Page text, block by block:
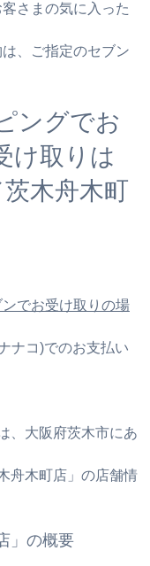
さまの気に入った
、ご指定のセブン
ングでお
け取りは
木舟木町
でお受け取りの場
ナコ)でのお支払い
、大阪府茨木市にあ
舟木町店」の店舗情
」の概要